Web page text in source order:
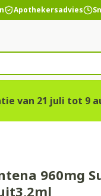
Apothekersadvies
van 21 juli tot 9
960mg